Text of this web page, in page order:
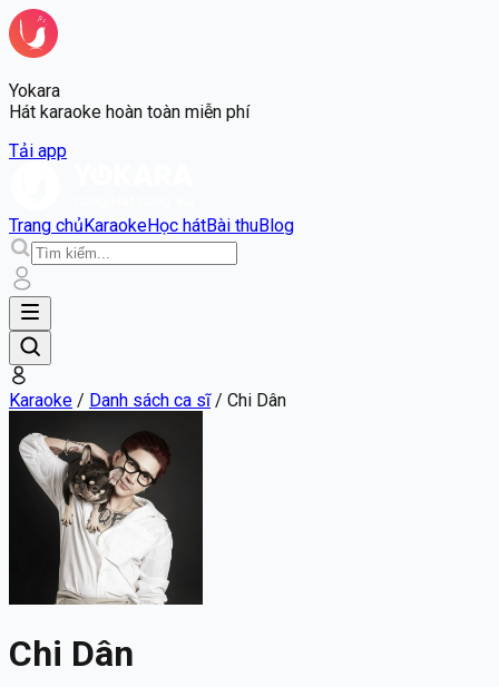
Yokara
Hát karaoke hoàn toàn miễn phí
Tải app
Trang chủKaraokeHọc hátBài thuBlog
Karaoke / Danh sách ca sĩ/ Chi Dân
Chi Dân